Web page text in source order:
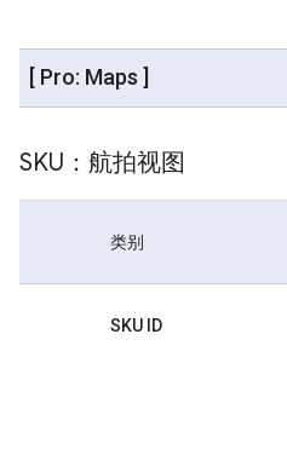
[ Pro: Maps ]
SKU：航拍视图
类别
SKU ID